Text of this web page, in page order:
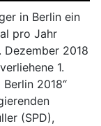
in Berlin ein
pro Jahr
Dezember 2018
1.
2018“
(SPD),